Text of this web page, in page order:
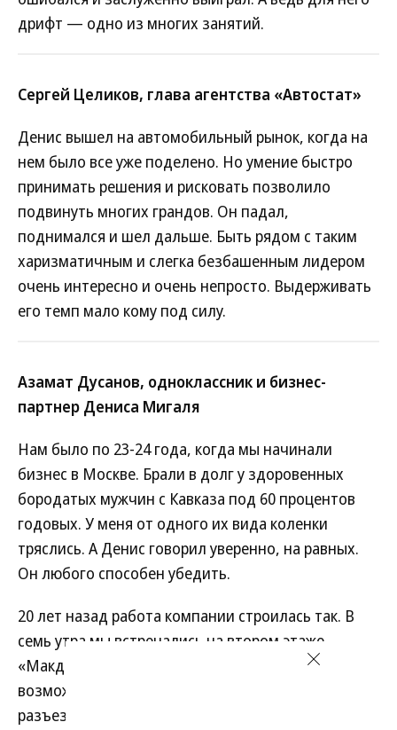
дрифт — одно из многих занятий.
Сергей Целиков, глава агентства «Автостат»
Денис вышел на автомобильный рынок, когда на
нем было все уже поделено. Но умение быстро
принимать решения и рисковать позволило
подвинуть многих грандов. Он падал,
поднимался и шел дальше. Быть рядом с таким
харизматичным и слегка безбашенным лидером
очень интересно и очень непросто. Выдерживать
его темп мало кому под силу.
Азамат Дусанов, одноклассник и бизнес-
партнер Дениса Мигаля
Нам было по 23-24 года, когда мы начинали
бизнес в Москве. Брали в долг у здоровенных
бородатых мужчин с Кавказа под 60 процентов
годовых. У меня от одного их вида коленки
тряслись. А Денис говорил уверенно, на равных.
Он любого способен убедить.
20 лет назад работа компании строилась так. В
семь утра мы встречались на втором этаже
«Макдональдса» на Третьяковке, намечали
возможные варианты покупки машин и
разъезжались. Заканчивали к одиннадцати